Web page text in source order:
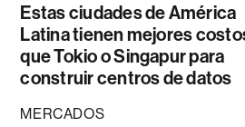
Estas ciudades de América
Latina tienen mejores
que Tokio o Singapur para
construir centros de datos
MERCADOS